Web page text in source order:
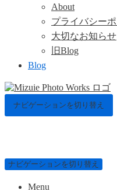
About
プライバシー
大切なお知らせ
旧Blog
Blog
ナビゲーションを切り替え
ナビゲーションを切り替え
Menu